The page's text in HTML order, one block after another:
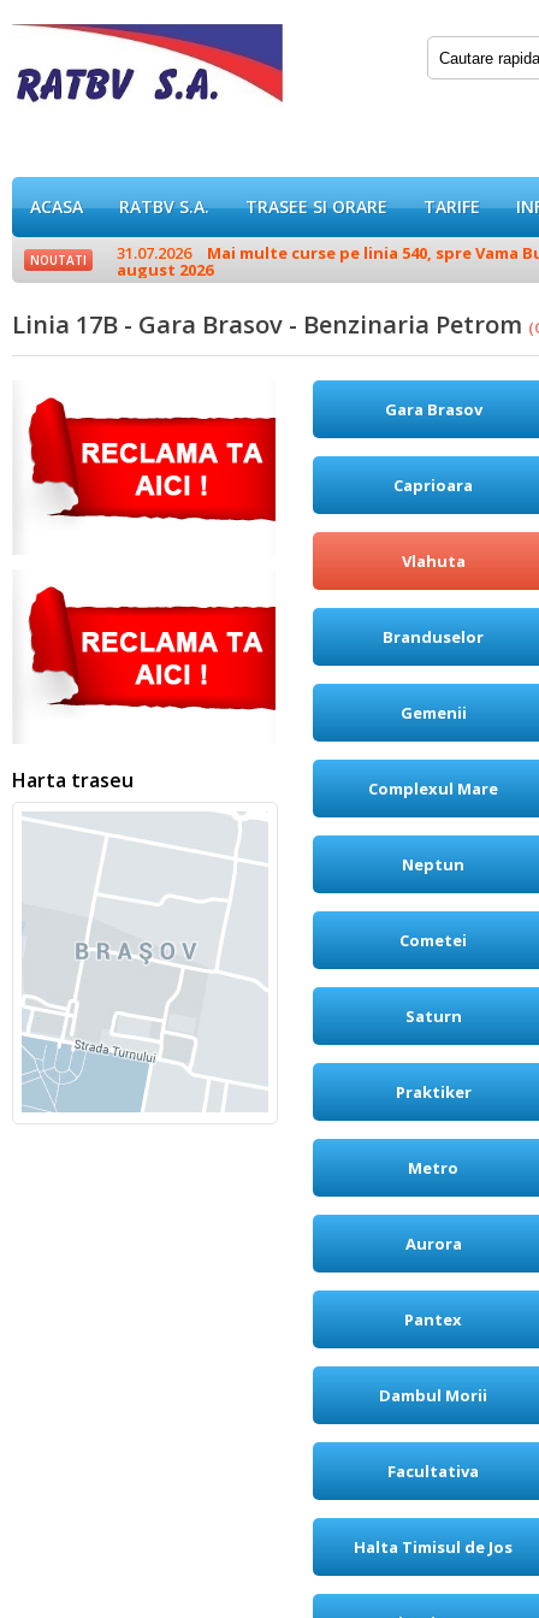
ACASA RATBV S.A. TRASEE SI ORARE TARIFE
NOUTATI 31.07.2026 Mai multe curse pe linia 540, spre Vama
august 2026
Linia 17B - Gara Brasov - Benzinaria Petrom
Harta traseu
Gara Brasov
Caprioara
Vlahuta
Branduselor
Gemenii
Complexul Mare
Neptun
Cometei
Saturn
Praktiker
Metro
Aurora
Pantex
Dambul Morii
Facultativa
Halta Timisul de Jos